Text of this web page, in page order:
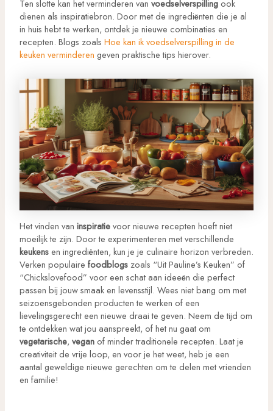
Ten slotte kan het verminderen van voedselverspillingook
dienen als inspiratiebron. Door met de ingrediënten die je al
in huis hebt te werken, ontdek je nieuwe combinaties en
recepten. Blogs zoals Hoe kan ik voedselverspilling in de
keuken verminderen geven praktische tips hierover.
Het vinden van inspiratievoor nieuwe recepten hoeft niet
moeilijk te zijn. Door te experimenteren met verschillende
keukensen ingrediënten, kun je je culinaire horizon verbreden.
Verken populaire foodblogszoals “Uit Pauline’s Keuken” of
“Chickslovefood” voor een schat aan ideeën die perfect
passen bij jouw smaak en levensstijl. Wees niet bang om met
seizoensgebonden producten te werken of een
lievelingsgerecht een nieuwe draai te geven. Neem de tijd om
te ontdekken wat jou aanspreekt, of het nu gaat om
vegetarische, veganof minder traditionele recepten. Laat je
creativiteit de vrije loop, en voor je het weet, heb je een
aantal geweldige nieuwe gerechten om te delen met vrienden
en familie!